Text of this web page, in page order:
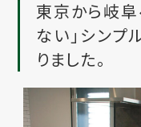
東京から岐阜
ない」シンプ
りました。